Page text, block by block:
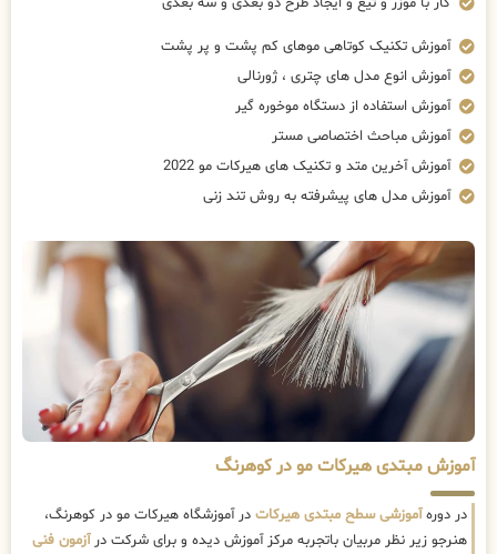
آموزش تکنیک کوتاهی موهای کم پشت و پر پشت
آموزش انوع مدل های چتری ، ژورنالی
آموزش استفاده از دستگاه موخوره گیر
آموزش مباحث اختصاصی مستر
آموزش آخرین متد و تکنیک های هیرکات مو 2022
آموزش مدل های پیشرفته به روش تند زنی
آموزش مبتدی هیرکات مو در کوهرنگ
در دورهآموزشی سطح مبتدی هیرکات در آموزشگاه هیرکات مو در کوهرنگ،
هنرجو زیر نظر مربیان باتجربه مرکز آموزش دیده و برای شرکت درآزمون فنی